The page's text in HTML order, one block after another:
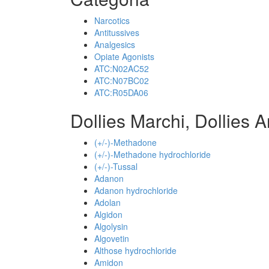
Narcotics
Antitussives
Analgesics
Opiate Agonists
ATC:N02AC52
ATC:N07BC02
ATC:R05DA06
Dollies Marchi, Dollies
(+/-)-Methadone
(+/-)-Methadone hydrochloride
(+/-)-Tussal
Adanon
Adanon hydrochloride
Adolan
Algidon
Algolysin
Algovetin
Althose hydrochloride
Amidon